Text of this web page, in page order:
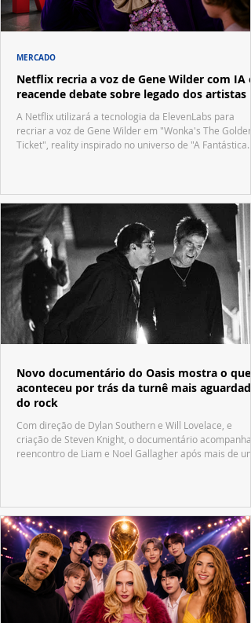
Netflix recria a voz de Gene Wilder com IA e
reacende debate sobre legado dos artistas
A Netflix utilizará a tecnologia da ElevenLabs para
recriar a voz de Gene Wilder em "Wonka's The Golden
Ticket", reality inspirado no universo de "A Fantástica
MERCADO
Novo documentário do Oasis mostra o que
aconteceu por trás da turnê mais aguardada
do rock
Com direção de Dylan Southern e Will Lovelace, e
criação de Steven Knight, o documentário acompanha
reencontro de Liam e Noel Gallagher após mais de